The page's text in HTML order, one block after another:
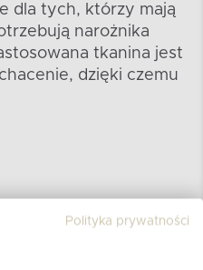
dla tych, którzy mają
narożnika
tkanina jest
dzięki czemu
Polityka prywatności